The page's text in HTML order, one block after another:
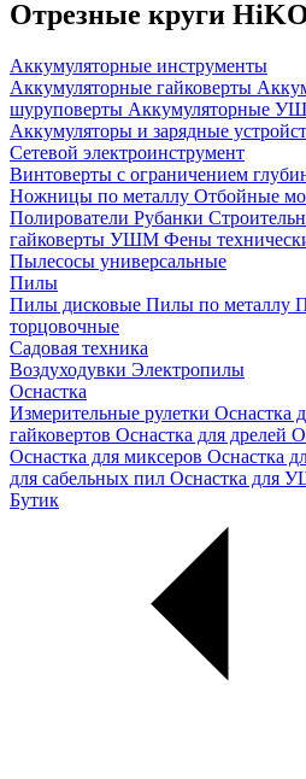
Отрезные круги
Аккумуляторные инструменты
Аккумуляторные гайковерты
шуруповерты Аккумуляторные
Аккумуляторы и зарядные
Сетевой электроинструмент
Винтоверты с ограничением
Ножницы по металлу Отбойные
Полирователи Рубанки
гайковерты УШМ Фены
Пылесосы универсальные
Пилы
Пилы дисковые Пилы по металлу
торцовочные
Садовая техника
Воздуходувки Электропилы
Оснастка
Измерительные рулетки Оснастка
гайковертов Оснастка для дрелей
Оснастка для миксеров Оснастка
для сабельных пил Оснастка для
Бутик